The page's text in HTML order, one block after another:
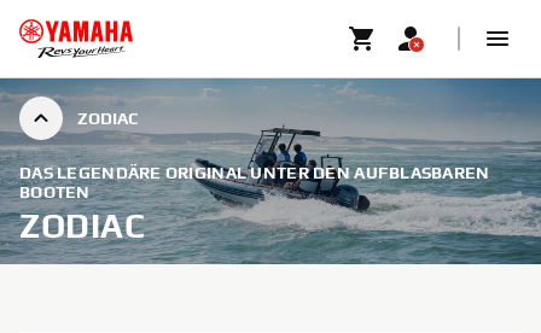
ZODIAC
DAS LEGENDÄRE ORIGINAL UNTER DEN AUFBLASBAREN
BOOTEN
ZODIAC